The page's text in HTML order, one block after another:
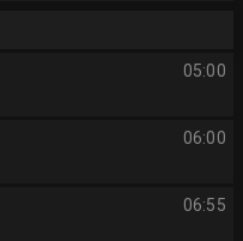
05:00
06:00
06:55